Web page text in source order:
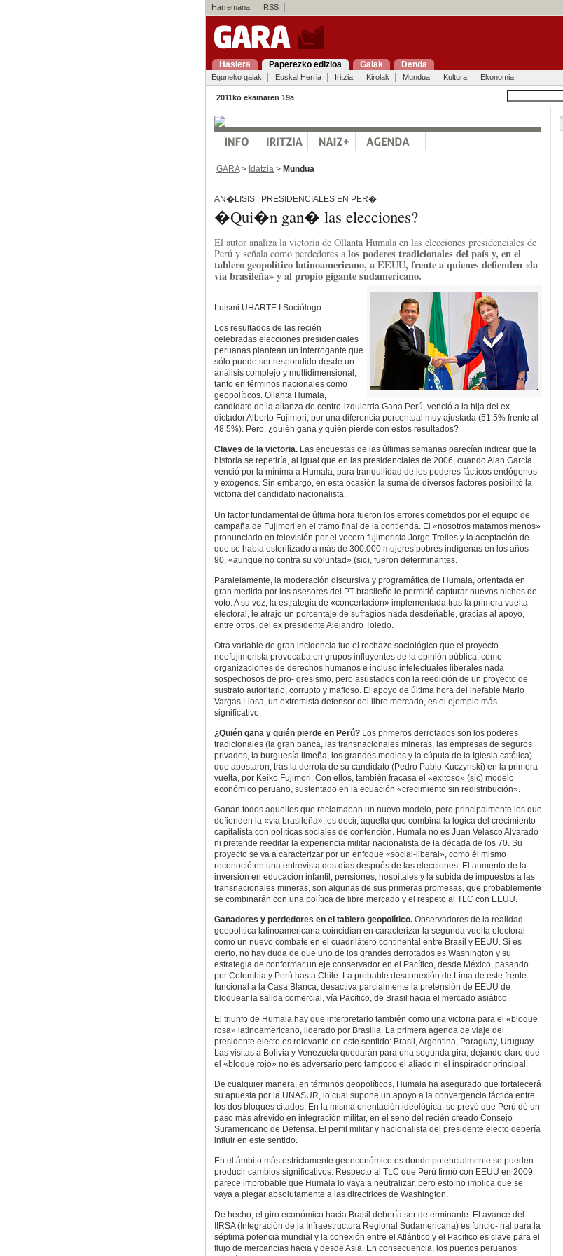
Harremana RSS
Hasiera Paperezko edizioa Gaiak Denda
Eguneko gaiak Euskal Herria Iritzia Kirolak Mundua Kultura Ekonomia
2011ko ekainaren 19a
GARA> Idatzia > Mundua
AN�LISIS | PRESIDENCIALES EN PER�
�Qui�n gan� las elecciones?
El autor analiza la victoria de Ollanta Humala en las elecciones presidenciales de
Perú y señala como perdedores alos poderes tradicionales del país y, en el
tablero geopolítico latinoamericano, a EEUU, frente a quienes defienden «la
vía brasileña» y al propio gigante sudamericano.
Luismi UHARTE I Sociólogo
Los resultados de las recién
celebradas elecciones presidenciales
peruanas plantean un interrogante que
sólo puede ser respondido desde un
análisis complejo y multidimensional,
tanto en términos nacionales como
geopolíticos. Ollanta Humala,
candidato de la alianza de centro-izquierda Gana Perú, venció a la hija del ex
dictador Alberto Fujimori, por una diferencia porcentual muy ajustada (51,5% frente al
48,5%). Pero, ¿quién gana y quién pierde con estos resultados?
Claves de la victoria.Las encuestas de las últimas semanas parecían indicar que la
historia se repetiría, al igual que en las presidenciales de 2006, cuando Alan García
venció por la mínima a Humala, para tranquilidad de los poderes fácticos endógenos
y exógenos. Sin embargo, en esta ocasión la suma de diversos factores posibilitó la
victoria del candidato nacionalista.
Un factor fundamental de última hora fueron los errores cometidos por el equipo de
campaña de Fujimori en el tramo final de la contienda. El «nosotros matamos menos»
pronunciado en televisión por el vocero fujimorista Jorge Trelles y la aceptación de
que se había esterilizado a más de 300.000 mujeres pobres indígenas en los años
90, «aunque no contra su voluntad» (sic), fueron determinantes.
Paralelamente, la moderación discursiva y programática de Humala, orientada en
gran medida por los asesores del PT brasileño le permitió capturar nuevos nichos de
voto. A su vez, la estrategia de «concertación» implementada tras la primera vuelta
electoral, le atrajo un porcentaje de sufragios nada desdeñable, gracias al apoyo,
entre otros, del ex presidente Alejandro Toledo.
Otra variable de gran incidencia fue el rechazo sociológico que el proyecto
neofujimorista provocaba en grupos influyentes de la opinión pública, como
organizaciones de derechos humanos e incluso intelectuales liberales nada
sospechosos de pro- gresismo, pero asustados con la reedición de un proyecto de
sustrato autoritario, corrupto y mafioso. El apoyo de última hora del inefable Mario
Vargas Llosa, un extremista defensor del libre mercado, es el ejemplo más
significativo.
¿Quién gana y quién pierde en Perú? Los primeros derrotados son los poderes
tradicionales (la gran banca, las transnacionales mineras, las empresas de seguros
privados, la burguesía limeña, los grandes medios y la cúpula de la Iglesia católica)
que apostaron, tras la derrota de su candidato (Pedro Pablo Kuczynski) en la primera
vuelta, por Keiko Fujimori. Con ellos, también fracasa el «exitoso» (sic) modelo
económico peruano, sustentado en la ecuación «crecimiento sin redistribución».
Ganan todos aquellos que reclamaban un nuevo modelo, pero principalmente los que
defienden la «vía brasileña», es decir, aquella que combina la lógica del crecimiento
capitalista con políticas sociales de contención. Humala no es Juan Velasco Alvarado
ni pretende reeditar la experiencia militar nacionalista de la década de los 70. Su
proyecto se va a caracterizar por un enfoque «social-liberal», como él mismo
reconoció en una entrevista dos días después de las elecciones. El aumento de la
inversión en educación infantil, pensiones, hospitales y la subida de impuestos a las
transnacionales mineras, son algunas de sus primeras promesas, que probablemente
se combinarán con una política de libre mercado y el respeto al TLC con EEUU.
Ganadores y perdedores en el tablero geopolítico.Observadores de la realidad
geopolítica latinoamericana coincidían en caracterizar la segunda vuelta electoral
como un nuevo combate en el cuadrilátero continental entre Brasil y EEUU. Si es
cierto, no hay duda de que uno de los grandes derrotados es Washington y su
estrategia de conformar un eje conservador en el Pacífico, desde México, pasando
por Colombia y Perú hasta Chile. La probable desconexión de Lima de este frente
funcional a la Casa Blanca, desactiva parcialmente la pretensión de EEUU de
bloquear la salida comercial, vía Pacífico, de Brasil hacia el mercado asiático.
El triunfo de Humala hay que interpretarlo también como una victoria para el «bloque
rosa» latinoamericano, liderado por Brasilia. La primera agenda de viaje del
presidente electo es relevante en este sentido: Brasil, Argentina, Paraguay, Uruguay...
Las visitas a Bolivia y Venezuela quedarán para una segunda gira, dejando claro que
el «bloque rojo» no es adversario pero tampoco el aliado ni el inspirador principal.
De cualquier manera, en términos geopolíticos, Humala ha asegurado que fortalecerá
su apuesta por la UNASUR, lo cual supone un apoyo a la convergencia táctica entre
los dos bloques citados. En la misma orientación ideológica, se prevé que Perú dé un
paso más atrevido en integración militar, en el seno del recién creado Consejo
Suramericano de Defensa. El perfil militar y nacionalista del presidente electo debería
influir en este sentido.
En el ámbito más estrictamente geoeconómico es donde potencialmente se pueden
producir cambios significativos. Respecto al TLC que Perú firmó con EEUU en 2009,
parece improbable que Humala lo vaya a neutralizar, pero esto no implica que se
vaya a plegar absolutamente a las directrices de Washington.
De hecho, el giro económico hacia Brasil debería ser determinante. El avance del
IIRSA (Integración de la Infraestructura Regional Sudamericana) es funcio- nal para la
séptima potencia mundial y la conexión entre el Atlántico y el Pacífico es clave para el
flujo de mercancías hacia y desde Asia. En consecuencia, los puertos peruanos